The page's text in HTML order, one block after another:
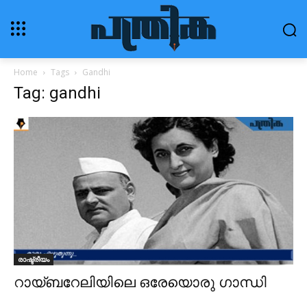
Home Tags Gandhi
Tag: gandhi
രാഷ്ട്രീയം
റായ്ബറേലിയിലെ ഒരേയൊരു ഗാന്ധി